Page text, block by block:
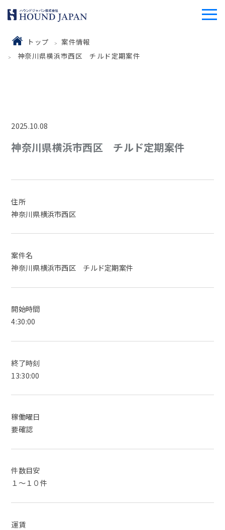
トップ
案件情報
神奈川県横浜市西区 チルド定期案件
2025.10.08
神奈川県横浜市西区 チルド定期案件
住所
神奈川県横浜市西区
案件名
神奈川県横浜市西区 チルド定期案件
開始時間
4:30:00
終了時刻
13:30:00
稼働曜日
要確認
件数目安
１～１０件
運賃